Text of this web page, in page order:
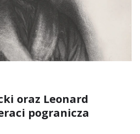
oraz Leonard
pogranicza